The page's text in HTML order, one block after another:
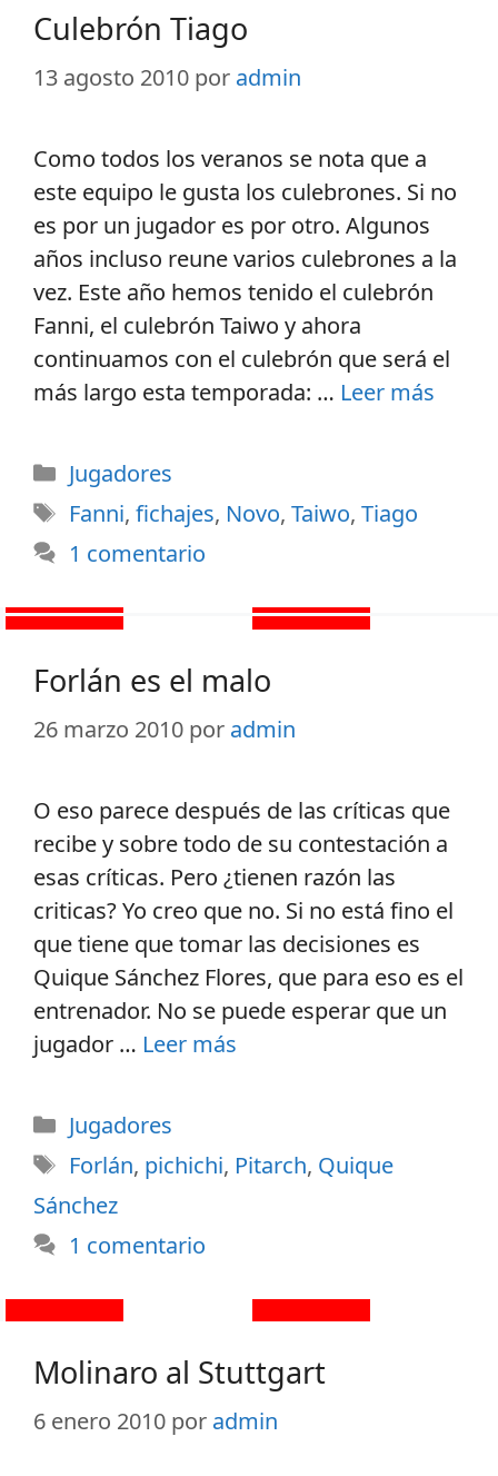
Culebrón Tiago
13 agosto 2010 por admin
Como todos los veranos se nota que a
este equipo le gusta los culebrones. Si no
es por un jugador es por otro. Algunos
años incluso reune varios culebrones a la
vez. Este año hemos tenido el culebrón
Fanni, el culebrón Taiwo y ahora
continuamos con el culebrón que será el
más largo esta temporada: … Leer más
Jugadores
Fanni, fichajes, Novo, Taiwo, Tiago
1 comentario
Forlán es el malo
26 marzo 2010 por admin
O eso parece después de las críticas que
recibe y sobre todo de su contestación a
esas críticas. Pero ¿tienen razón las
criticas? Yo creo que no. Si no está fino el
que tiene que tomar las decisiones es
Quique Sánchez Flores, que para eso es el
entrenador. No se puede esperar que un
jugador … Leer más
Jugadores
Forlán, pichichi, Pitarch, Quique
Sánchez
1 comentario
Molinaro al Stuttgart
6 enero 2010 por admin